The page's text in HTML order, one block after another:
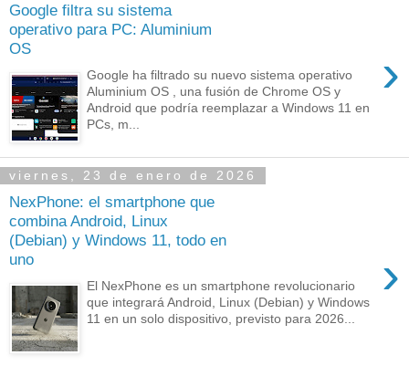
Google filtra su sistema
operativo para PC: Aluminium
OS
›
Google ha filtrado su nuevo sistema operativo
Aluminium OS , una fusión de Chrome OS y
Android que podría reemplazar a Windows 11 en
PCs, m...
viernes, 23 de enero de 2026
NexPhone: el smartphone que
combina Android, Linux
(Debian) y Windows 11, todo en
uno
›
El NexPhone es un smartphone revolucionario
que integrará Android, Linux (Debian) y Windows
11 en un solo dispositivo, previsto para 2026...